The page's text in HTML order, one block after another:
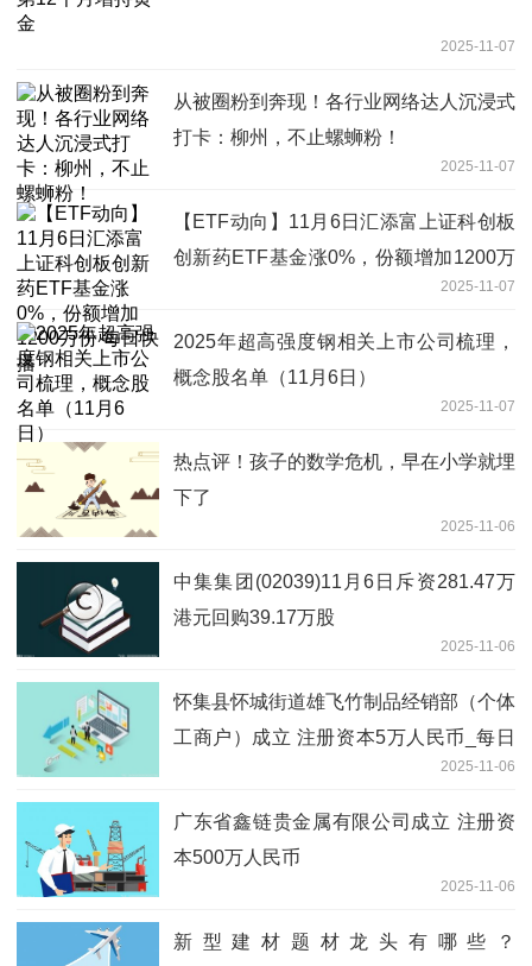
2025-11-07
从被圈粉到奔现！各行业网络达人沉浸式
打卡：柳州，不止螺蛳粉！
2025-11-07
【ETF动向】11月6日汇添富上证科创板
创新药ETF基金涨0%，份额增加1200万
2025-11-07
2025年超高强度钢相关上市公司梳理，
概念股名单（11月6日）
2025-11-07
热点评！孩子的数学危机，早在小学就埋
下了
2025-11-06
中集集团(02039)11月6日斥资281.47万
港元回购39.17万股
2025-11-06
怀集县怀城街道雄飞竹制品经销部（个体
工商户）成立 注册资本5万人民币_每日
2025-11-06
广东省鑫链贵金属有限公司成立 注册资
本500万人民币
2025-11-06
新型建材题材龙头有哪些？